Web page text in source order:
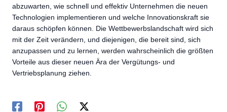
abzuwarten, wie schnell und effektiv Unternehmen die neuen
Technologien implementieren und welche Innovationskraft sie
daraus schöpfen können. Die Wettbewerbslandschaft wird sich
mit der Zeit verändern, und diejenigen, die bereit sind, sich
anzupassen und zu lernen, werden wahrscheinlich die größten
Vorteile aus dieser neuen Ära der Vergütungs- und
Vertriebsplanung ziehen.